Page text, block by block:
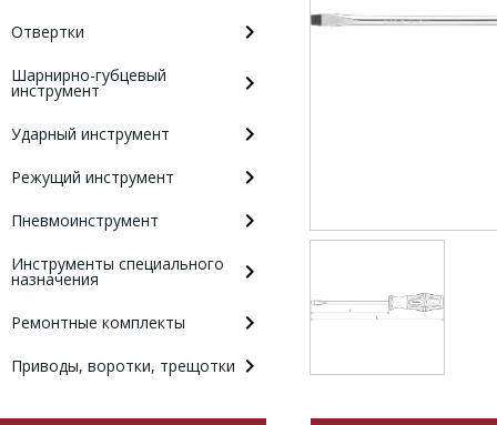
Отвертки
Шарнирно-губцевый
инструмент
Ударный инструмент
Режущий инструмент
Пневмоинструмент
Инструменты специального
назначения
Ремонтные комплекты
Приводы, воротки, трещотки